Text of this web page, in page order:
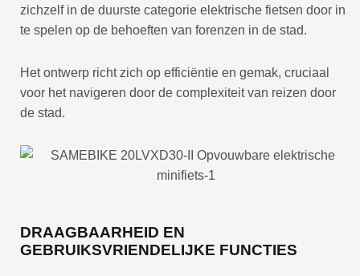
zichzelf in de duurste categorie elektrische fietsen door in
te spelen op de behoeften van forenzen in de stad.
Het ontwerp richt zich op efficiëntie en gemak, cruciaal
voor het navigeren door de complexiteit van reizen door
de stad.
DRAAGBAARHEID EN
GEBRUIKSVRIENDELIJKE FUNCTIES